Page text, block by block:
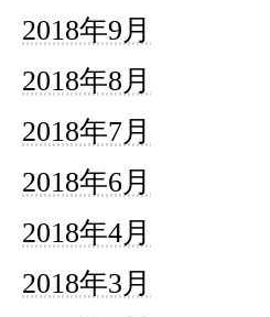
2018年9月
2018年8月
2018年7月
2018年6月
2018年4月
2018年3月